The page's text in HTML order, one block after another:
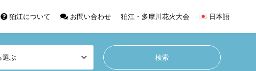
狛江について お問い合わせ 狛江・多摩川花火大会 日本語
選ぶ